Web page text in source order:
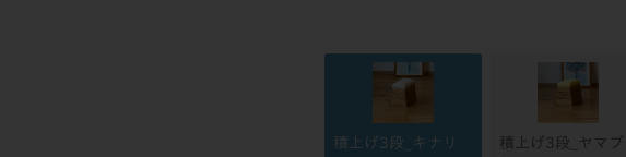
積上げ3段_キナリ
積上げ3段_ヤマブ